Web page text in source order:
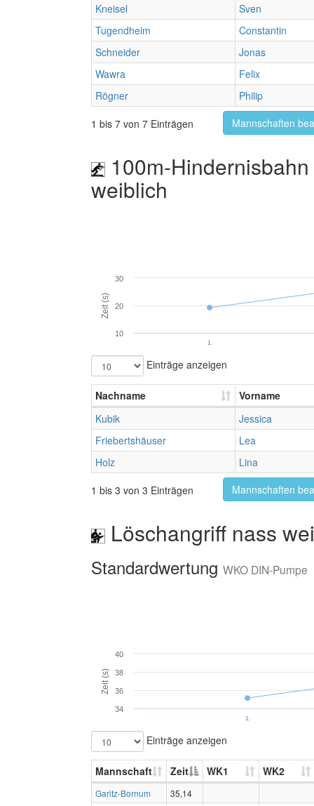
Kneisel
Sven
Tugendheim
Constantin
Schneider
Jonas
Wawra
Felix
Rögner
Philip
1 bis 7 von 7 Einträgen
Mannschaften
100m-
weiblich
Zeit (s)
1.
10
20
30
Einträge anzeigen
Nachname
Vorname
Kubik
Jessica
Friebertshäuser
Lea
Holz
Lina
1 bis 3 von 3 Einträgen
Mannschaften
Löschangriff nass
Standardwertung WKO DIN-Pumpe
Zeit (s)
1.
40
34
36
38
Einträge anzeigen
Mannschaft Zeit WK1 WK2
Garitz-Bornum
35,14